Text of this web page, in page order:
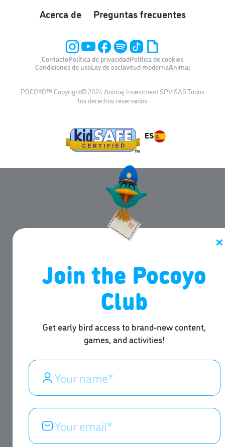
Acerca de
Preguntas frecuentes
ContactoPolítica de privacidadPolítica de cookies
Condiciones de usoLey de esclavitud modernaAnimaj
POCOYO™ Copyright© 2024 Animaj Investment SPV SAS Todos
los derechos reservados
ES
✕
Join the Pocoyo
Club
Get early bird access to brand-new content,
games, and activities!